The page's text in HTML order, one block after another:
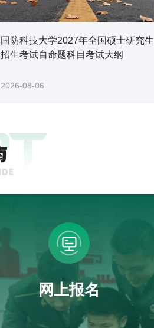
国防科技大学2027年全国硕士研究生
招生考试自命题科目考试大纲
2026-08-06
网上报名